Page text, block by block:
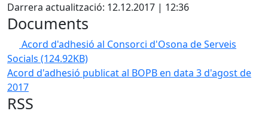
Darrera actualització: 12.12.2017 | 12:36
Documents
Acord d'adhesió al Consorci d'Osona de Serveis
Socials (124.92KB)
Acord d'adhesió publicat al BOPB en data 3 d'agost de
2017
RSS